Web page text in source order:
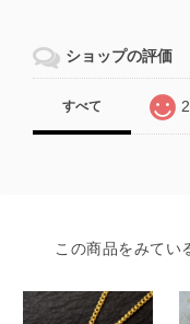
ショップの評価
すべて
この商品をみてい